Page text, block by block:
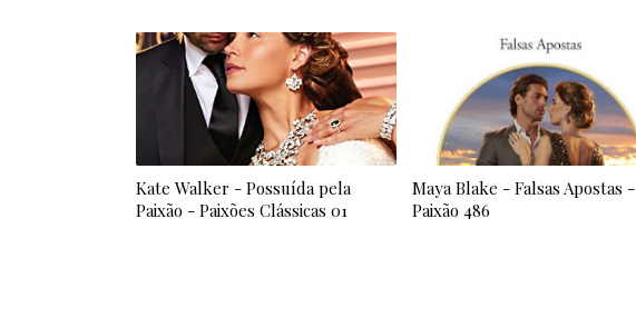
Kate Walker - Possuída pela
Paixão - Paixões Clássicas 01
Maya Blake - Falsas Apostas -
Paixão 486